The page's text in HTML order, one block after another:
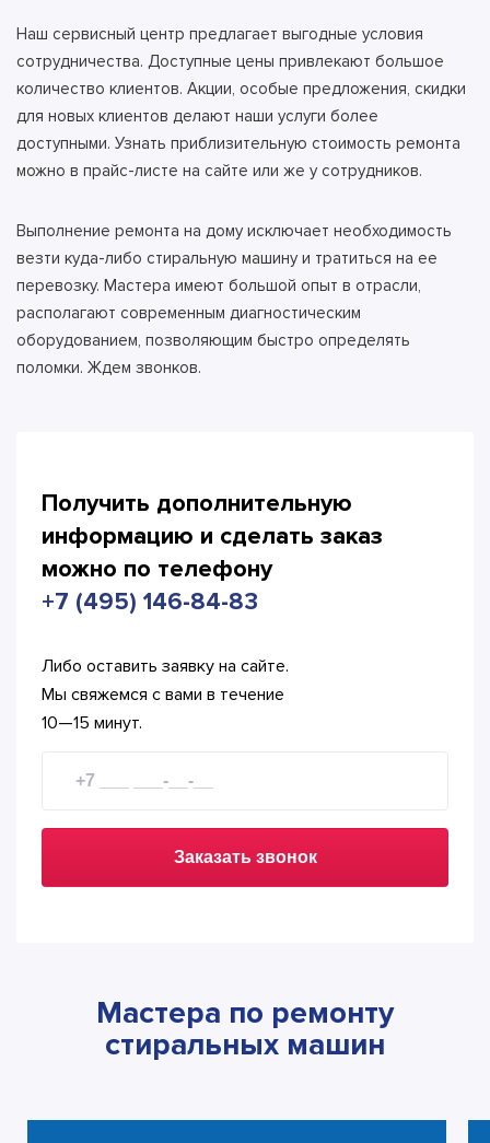
Наш сервисный центр предлагает выгодные условия
сотрудничества. Доступные цены привлекают большое
количество клиентов. Акции, особые предложения, скидки
для новых клиентов делают наши услуги более
доступными. Узнать приблизительную стоимость ремонта
можно в прайс-листе на сайте или же у сотрудников.
Выполнение ремонта на дому исключает необходимость
везти куда-либо стиральную машину и тратиться на ее
перевозку. Мастера имеют большой опыт в отрасли,
располагают современным диагностическим
оборудованием, позволяющим быстро определять
поломки. Ждем звонков.
Получить дополнительную
информацию и сделать заказ
можно по телефону
+7 (495) 146-84-83
Либо оставить заявку на сайте.
Мы свяжемся с вами в течение
10—15 минут.
Заказать звонок
Мастера по ремонту
стиральных машин